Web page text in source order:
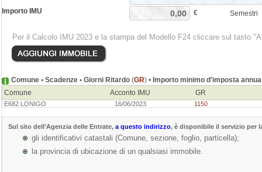
Importo IMU € Semestri
Per il Calcolo IMU 2023 e la stampa del Modello F24 cliccare sul tasto
Comune • Scadenze • Giorni Ritardo (GR) • Importo minimo d'imposta annua
Comune
Acconto IMU GR
E682 LONIGO 16/06/2023 1150
Sul sito dell’Agenzia delle Entrate, a questo indirizzo, è disponibile il servizio per
gli identificativi catastali (Comune, sezione, foglio, particella);
la provincia di ubicazione di un qualsiasi immobile.